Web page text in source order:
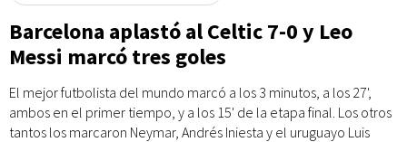
Barcelona aplastó al Celtic 7-0 y Leo
Messi marcó tres goles
El mejor futbolista del mundo marcó a los 3 minutos, a los 27',
ambos en el primer tiempo, y a los 15' de la etapa final. Los otros
tantos los marcaron Neymar, Andrés Iniesta y el uruguayo Luis